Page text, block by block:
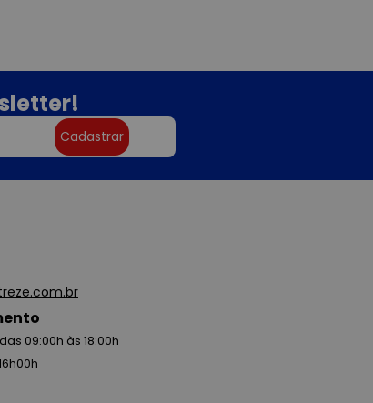
Cadastrar
09:00h às 18:00h